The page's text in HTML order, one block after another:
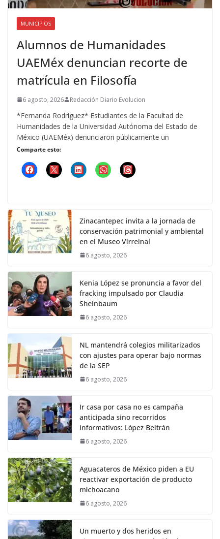
MUNICIPIOS
Alumnos de Humanidades
UAEMéx denuncian recorte de
matrícula en Filosofía
6 agosto, 2026 Redacción Diario Evolucion
*Fernanda Rodríguez* Estudiantes de la Facultad de
Humanidades de la Universidad Autónoma del Estado de
México (UAEMéx) denunciaron públicamente un
Comparte esto:
Zinacantepec invita a la jornada de
conservación patrimonial y ambiental
en el Museo Virreinal
6 agosto, 2026
Kenia López se pronuncia a favor del
fracking impulsado por Claudia
Sheinbaum
6 agosto, 2026
NL mantendrá colegios militarizados
con ajustes para operar bajo normas
de la SEP
6 agosto, 2026
Ir casa por casa no es campaña
anticipada sino recorridos
informativos: López Beltrán
6 agosto, 2026
Aguacateros de México piden a EU
reactivar exportación de producto
michoacano
6 agosto, 2026
Un muerto y dos heridos en